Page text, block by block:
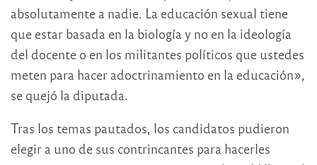
absolutamente a nadie. La educación sexual tiene
que estar basada en la biología y no en la ideología
del docente o en los militantes políticos que ustedes
meten para hacer adoctrinamiento en la educación»,
se quejó la diputada.
Tras los temas pautados, los candidatos pudieron
elegir a uno de sus contrincantes para hacerles